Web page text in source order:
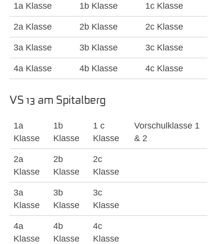
1a Klasse 1b Klasse 1c Klasse
2a Klasse 2b Klasse 2c Klasse
3a Klasse 3b Klasse 3c Klasse
4a Klasse 4b Klasse 4c Klasse
VS 13 am Spitalberg
1a
Klasse
1b
Klasse
1 c
Klasse
Vorschulklasse 1
& 2
2a
Klasse
2b
Klasse
2c
Klasse
3a
Klasse
3b
Klasse
3c
Klasse
4a
Klasse
4b
Klasse
4c
Klasse